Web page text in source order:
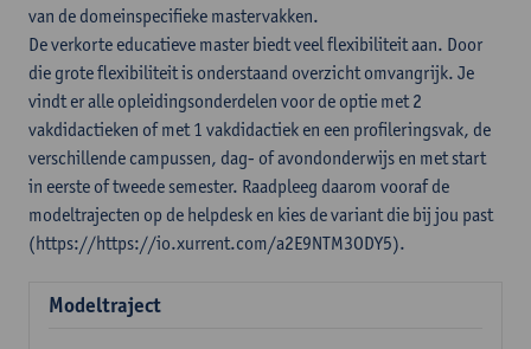
van de domeinspecifieke mastervakken.
De verkorte educatieve master biedt veel flexibiliteit aan. Door
die grote flexibiliteit is onderstaand overzicht omvangrijk. Je
vindt er alle opleidingsonderdelen voor de optie met 2
vakdidactieken of met 1 vakdidactiek en een profileringsvak, de
verschillende campussen, dag- of avondonderwijs en met start
in eerste of tweede semester. Raadpleeg daarom vooraf de
modeltrajecten op de helpdesk en kies de variant die bij jou past
(https://https://io.xurrent.com/a2E9NTM3ODY5).
Modeltraject